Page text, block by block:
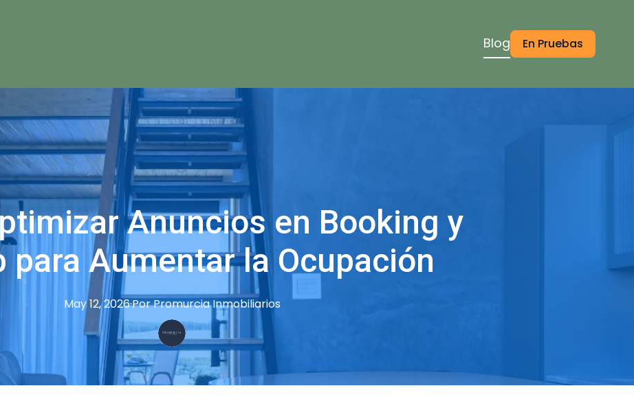
Blog En Pruebas
Anuncios en Booking y
para Aumentar la Ocupación
May 12, 2026·PorPromurciaInmobiliarios